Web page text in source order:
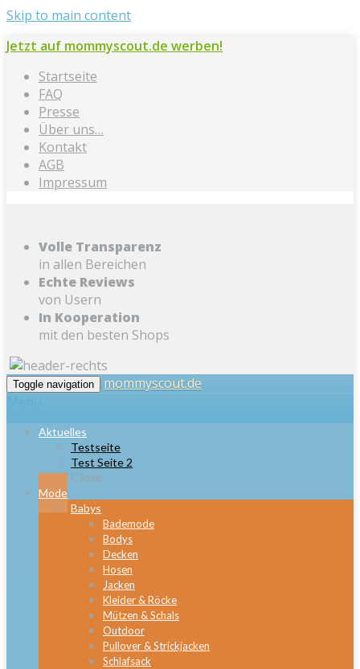
Skip to main content
Jetzt auf mommyscout.de werben!
Startseite
FAQ
Presse
Über uns…
Kontakt
AGB
Impressum
Volle Transparenz
in allen Bereichen
Echte Reviews
von Usern
In Kooperation
mit den besten Shops
Toggle navigation
mommyscout.de
Menu
Aktuelles
Testseite
Test Seite 2
Close
Mode
Babys
Bademode
Bodys
Decken
Hosen
Jacken
Kleider & Röcke
Mützen & Schals
Outdoor
Pullover & Strickjacken
Schlafsack